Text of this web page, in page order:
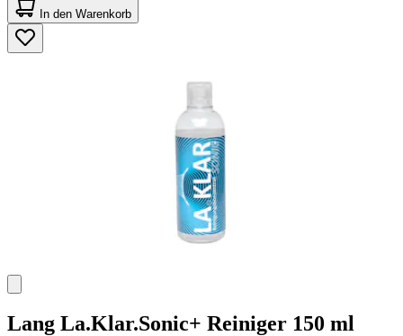
von
5
Sternen.
45
In den Warenkorb
Lang La.Klar.Sonic+ Reiniger 150 ml